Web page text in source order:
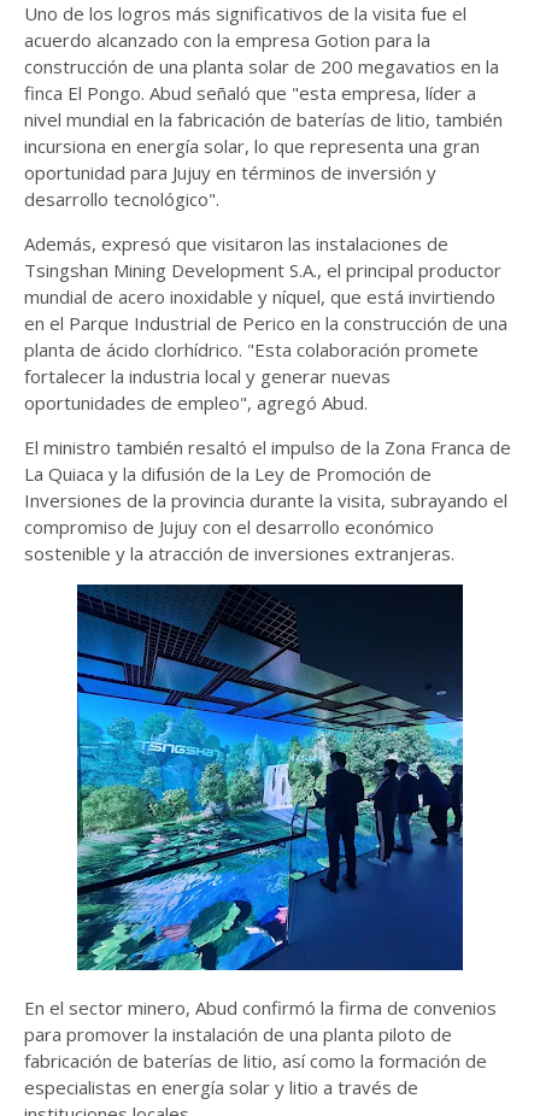
Uno de los logros más significativos de la visita fue el
acuerdo alcanzado con la empresa Gotion para la
construcción de una planta solar de 200 megavatios en la
finca El Pongo. Abud señaló que "esta empresa, líder a
nivel mundial en la fabricación de baterías de litio, también
incursiona en energía solar, lo que representa una gran
oportunidad para Jujuy en términos de inversión y
desarrollo tecnológico".
Además, expresó que visitaron las instalaciones de
Tsingshan Mining Development S.A., el principal productor
mundial de acero inoxidable y níquel, que está invirtiendo
en el Parque Industrial de Perico en la construcción de una
planta de ácido clorhídrico. "Esta colaboración promete
fortalecer la industria local y generar nuevas
oportunidades de empleo", agregó Abud.
El ministro también resaltó el impulso de la Zona Franca de
La Quiaca y la difusión de la Ley de Promoción de
Inversiones de la provincia durante la visita, subrayando el
compromiso de Jujuy con el desarrollo económico
sostenible y la atracción de inversiones extranjeras.
En el sector minero, Abud confirmó la firma de convenios
para promover la instalación de una planta piloto de
fabricación de baterías de litio, así como la formación de
especialistas en energía solar y litio a través de